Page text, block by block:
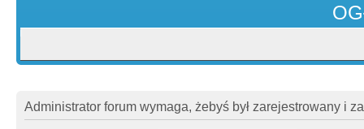
Administrator forum wymaga, żebyś był zarejestrowany i